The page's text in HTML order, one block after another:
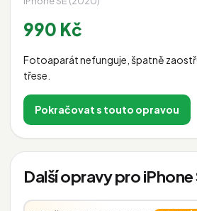
990 Kč
Fotoaparát nefunguje, špatně
třese.
Pokračovat s touto opravou
Další opravy pro iPhone